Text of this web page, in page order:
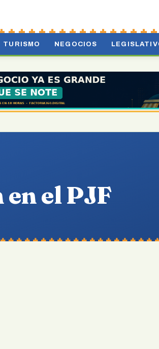
TURISMO NEGOCIOS
el PJF